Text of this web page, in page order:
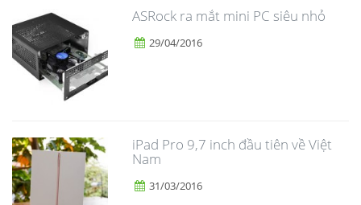
ASRock ra mắt mini PC siêu nhỏ
29/04/2016
iPad Pro 9,7 inch đầu tiên về Việt
Nam
31/03/2016